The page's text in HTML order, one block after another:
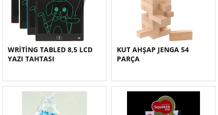
WRİTİNG TABLED 8,5 LCD
YAZI TAHTASI
KUT AHŞAP JENGA 54
PARÇA